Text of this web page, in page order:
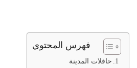
فهرس المحتوي
حافلات المدينة